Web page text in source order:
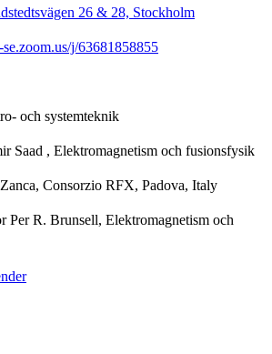
26 & 28, Stockholm
j/63681858855
och systemteknik
Saad , Elektromagnetism och fusionsfysik
Consorzio RFX, Padova, Italy
Per R. Brunsell, Elektromagnetism och